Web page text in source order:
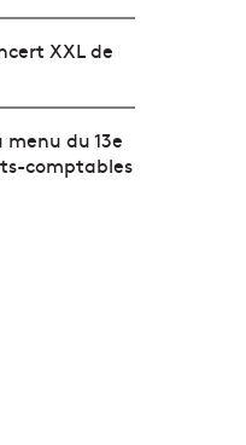
XXL de
du 13e
comptables